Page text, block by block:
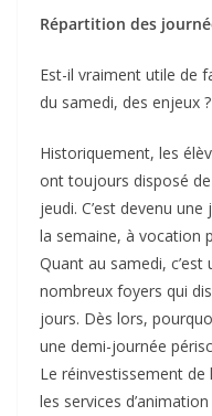
Répartition des
Est-il vraiment utile de
du samedi, des enjeux ?
Historiquement, les
ont toujours disposé
jeudi. C’est devenu
la semaine, à vocation
Quant au samedi,
nombreux foyers qui
jours. Dès lors,
une demi-journée
Le réinvestissement de
les services